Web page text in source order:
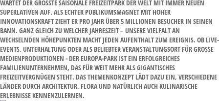
ARTET DER GRÖSSTE SAISONALE FREIZEITPARK DER WELT MIT IMMER NEUEN SU
PERLATIVEN AUF. ALS ECHTER PUBLIKUMSMAGNET MIT HOHER IN
NOVATIONSKRAFT ZIEHT ER PRO JAHR ÜBER 5 MILLIONEN BESUCHER IN SEINEN BA
NN. GANZ GLEICH ZU WELCHER JAHRESZEIT – UNSERE VIELFALT AN WE
CHSELNDEN HÖHEPUNKTEN MACHT JEDEN AUFENTHALT ZUM EREIGNIS. OB LIVE-EV
ENTS, UNTERHALTUNG ODER ALS BELIEBTER VERANSTALTUNGSORT FÜR GROSSE MED
IENPRODUKTIONEN - DER EUROPA-PARK IST EIN ERFOLGREICHES FAM
ILIENUNTERNEHMEN, DAS FÜR WEIT MEHR ALS GIGANTISCHES FRE
IZEITVERGNÜGEN STEHT. DAS THEMENKONZEPT LÄDT DAZU EIN, VERSCHIEDENE LÄN
DER DURCH ARCHITEKTUR, FLORA UND NATÜRLICH AUCH KULINARISCHE ERL
EBNISSE KENNENZULERNEN.